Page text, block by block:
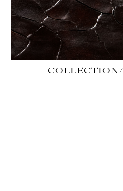
COLLECTION